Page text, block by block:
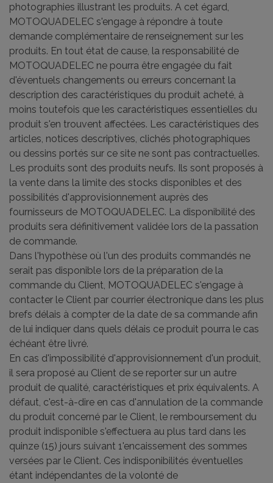
photographies illustrant les produits. A cet égard,
MOTOQUADELEC s'engage à répondre à toute
demande complémentaire de renseignement sur les
produits. En tout état de cause, la responsabilité de
MOTOQUADELEC ne pourra être engagée du fait
d'éventuels changements ou erreurs concernant la
description des caractéristiques du produit acheté, à
moins toutefois que les caractéristiques essentielles du
produit s'en trouvent affectées. Les caractéristiques des
articles, notices descriptives, clichés photographiques
ou dessins portés sur ce site ne sont pas contractuelles.
Les produits sont des produits neufs. Ils sont proposés à
la vente dans la limite des stocks disponibles et des
possibilités d'approvisionnement auprès des
fournisseurs de MOTOQUADELEC. La disponibilité des
produits sera définitivement validée lors de la passation
de commande.
Dans l'hypothèse où l'un des produits commandés ne
serait pas disponible lors de la préparation de la
commande du Client, MOTOQUADELEC s'engage à
contacter le Client par courrier électronique dans les plus
brefs délais à compter de la date de sa commande afin
de lui indiquer dans quels délais ce produit pourra le cas
échéant être livré.
En cas d'impossibilité d'approvisionnement d'un produit,
il sera proposé au Client de se reporter sur un autre
produit de qualité, caractéristiques et prix équivalents. A
défaut, c'est-à-dire en cas d'annulation de la commande
du produit concerné par le Client, le remboursement du
produit indisponible s'effectuera au plus tard dans les
quinze (15) jours suivant 1'encaissement des sommes
versées par le Client. Ces indisponibilités éventuelles
étant indépendantes de la volonté de